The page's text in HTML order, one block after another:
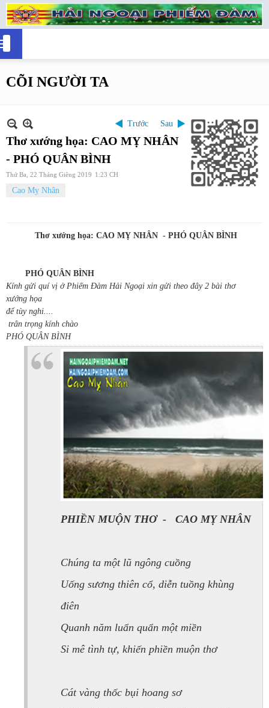
CÕI NGƯỜI TA
Trước Sau
Thơ xướng họa: CAO MỴ NHÂN
- PHÓ QUÂN BÌNH
Thứ Ba, 22 Tháng Giêng 2019 1:23 CH
Cao Mỵ Nhân
Thơ xướng họa: CAO MỴ NHÂN - PHÓ QUÂN BÌNH
PHÓ QUÂN BÌNH
Kính gửi quí vị ở Phiếm Đàm Hải Ngoại xin gửi theo đây 2 bài thơ
xướng họa
để tùy nghi....
trân trọng kính chào
PHÓ QUÂN BÌNH
PHIỀN MUỘN THƠ - CAO MỴ NHÂN
Chúng ta một lũ ngông cuồng
Uống sương thiên cổ, diễn tuồng khùng
điên
Quanh năm luẩn quẩn một miền
Si mê tình tự, khiến phiền muộn thơ
Cát vàng thốc bụi hoang sơ